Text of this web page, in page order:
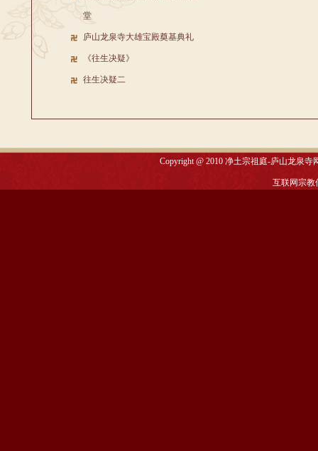
堂
庐山龙泉寺大雄宝殿奠基典礼
《往生决疑》
往生决疑二
Copyright @ 2010净土宗祖庭-庐山龙泉寺
互联网宗教